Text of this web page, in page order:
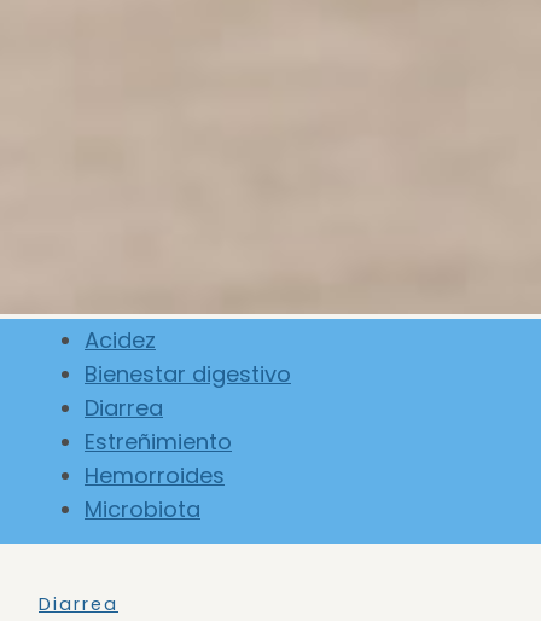
Acidez
Bienestar digestivo
Diarrea
Estreñimiento
Hemorroides
Microbiota
Diarrea